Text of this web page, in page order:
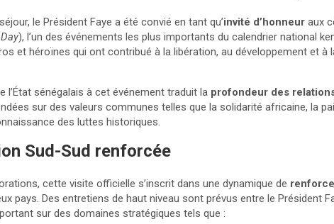
le Président Faye a été convié en tant qu’invité d’honneur aux
), l’un des événements les plus importants du calendrier national
et héroïnes qui ont contribué à la libération, au développement et à
l’État sénégalais à cet événement traduit la profondeur des
sur des valeurs communes telles que la solidarité africaine, la
des luttes historiques.
Sud-Sud renforcée
cette visite officielle s’inscrit dans une dynamique de
pays. Des entretiens de haut niveau sont prévus entre le Président
sur des domaines stratégiques tels que :